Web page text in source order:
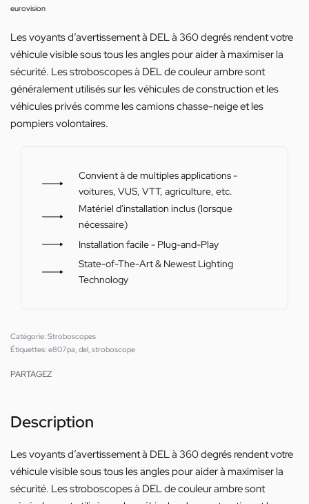
eurovision
Les voyants d’avertissement à DEL à 360 degrés rendent votre
véhicule visible sous tous les angles pour aider à maximiser la
sécurité. Les stroboscopes à DEL de couleur ambre sont
généralement utilisés sur les véhicules de construction et les
véhicules privés comme les camions chasse-neige et les
pompiers volontaires.
Convient à de multiples applications -
voitures, VUS, VTT, agriculture, etc.
Matériel d'installation inclus (lorsque
nécessaire)
Installation facile - Plug-and-Play
State-of-The-Art & Newest Lighting
Technology
Catégorie: Stroboscopes
Étiquettes: e807pa, del, stroboscope
PARTAGEZ
Description
Les voyants d’avertissement à DEL à 360 degrés rendent votre
véhicule visible sous tous les angles pour aider à maximiser la
sécurité. Les stroboscopes à DEL de couleur ambre sont